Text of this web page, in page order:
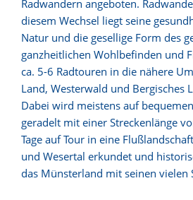
Radwandern angeboten.
diesem Wechsel liegt seine
Natur und die gesellige Form des
ganzheitlichen Wohlbefinden und
ca. 5-6 Radtouren in die nähere
Land, Westerwald und Bergisches
Dabei wird meistens auf
geradelt mit einer Streckenlänge
Tage auf Tour in eine
und Wesertal erkundet und
das Münsterland mit seinen vielen